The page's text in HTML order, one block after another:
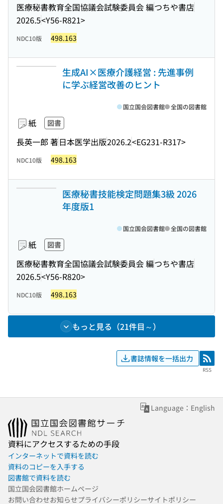
医療秘書教育全国協議会試験委員会 編つちや書店
2026.5<Y56-R821>
NDC10版 498.163
生成AI×医療介護経営 : 先進事例
に学ぶ経営改善のヒント
紙 図書
長英一郎 著日本医学出版2026.2<EG231-R317>
国立国会図書館 全国の図書館
NDC10版 498.163
医療秘書技能検定問題集3級 2026
年度版1
紙 図書
医療秘書教育全国協議会試験委員会 編つちや書店
2026.5<Y56-R820>
国立国会図書館 全国の図書館
NDC10版 498.163
もっと見る（21件目～）
書誌情報を一括出力 RSS
RSS
Language：English
資料にアクセスするための手段
インターネットで資料を読む
資料のコピーを入手する
図書館で資料を読む
国立国会図書館ホームページ
お問い合わせお知らせプライバシーポリシーサイトポリシー